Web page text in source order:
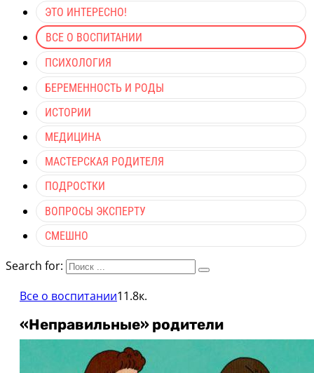
ЭТО ИНТЕРЕСНО!
ВСЕ О ВОСПИТАНИИ
ПСИХОЛОГИЯ
БЕРЕМЕННОСТЬ И РОДЫ
ИСТОРИИ
МЕДИЦИНА
МАСТЕРСКАЯ РОДИТЕЛЯ
ПОДРОСТКИ
ВОПРОСЫ ЭКСПЕРТУ
СМЕШНО
Search for:
Все о воспитании11.8к.
«Неправильные» родители